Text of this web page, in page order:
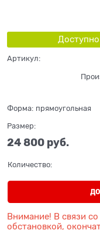
Доступно
Артикул:
Форма: прямоугольная
Размер:
24 800 руб.
Количество:
Внимание! В связи
обстановкой,